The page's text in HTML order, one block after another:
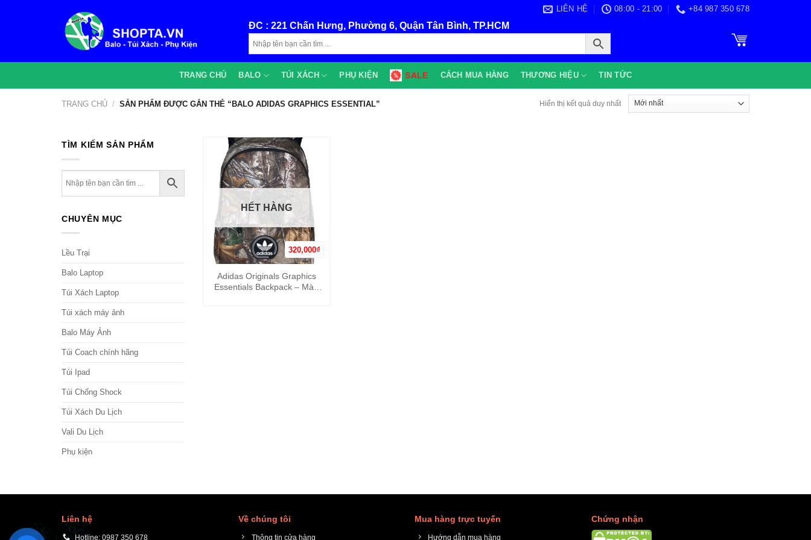
LIÊN HỆ 08:00 - 21:00 +84 987 350 678
ĐC : 221 Chấn Hưng, Phường 6, Quận Tân Bình, TP.HCM
TRANG CHỦ BALO TÚI XÁCH PHỤ KIỆN SALE CÁCH MUA HÀNG THƯƠNG HIỆU TIN TỨC
TRANG CHỦ / SẢN PHẨM ĐƯỢC GẮN THẺ “BALO ADIDAS GRAPHICS ESSENTIAL” Hiển thị kết quả duy nhất
TÌM KIẾM SẢN PHẨM
CHUYÊN MỤC
Lều Trại
Balo Laptop
Túi Xách Laptop
Túi xách máy ảnh
Balo Máy Ảnh
Túi Coach chính hãng
Túi Ipad
Túi Chống Shock
Túi Xách Du Lịch
Vali Du Lịch
Phụ kiện
320,000₫
+
HẾT HÀNG
Adidas Originals Graphics
Essentials Backpack – Màu
Liên hệ
Hotline: 0987 350 678
Về chúng tôi
Thông tin cửa hàng
Mua hàng trực tuyến
Hướng dẫn mua hàng
Chứng nhận